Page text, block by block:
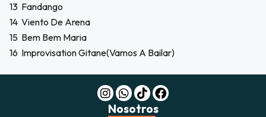
13 Fandango
14 Viento De Arena
15 Bem Bem Maria
16 Improvisation Gitane(Vamos A Bailar)
Nosotros